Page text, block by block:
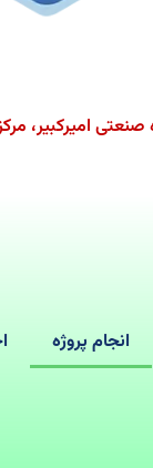
امیرکبیر،
انجام پروژه